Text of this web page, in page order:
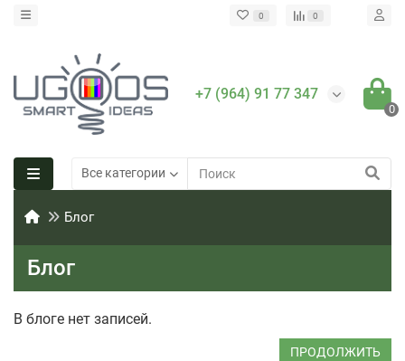
0 0
+7 (964) 91 77 347
0
Все категории
Блог
Блог
В блоге нет записей.
ПРОДОЛЖИТЬ